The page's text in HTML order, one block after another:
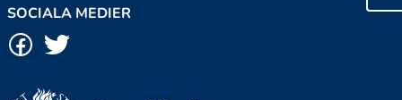
SOCIALA MEDIER